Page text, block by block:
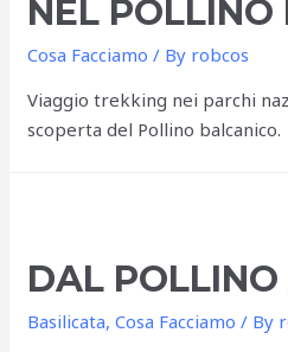
NEL POLLINO
Cosa Facciamo / By robcos
Viaggio trekking nei parchi
scoperta del Pollino balcanico.
DAL
Basilicata,Cosa Facciamo / By